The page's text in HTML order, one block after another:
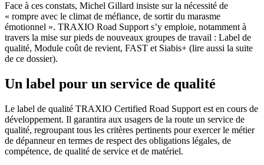
Face à ces constats, Michel Gillard insiste sur la nécessité de
« rompre avec le climat de méfiance, de sortir du marasme
émotionnel ». TRAXIO Road Support s’y emploie, notamment à
travers la mise sur pieds de nouveaux groupes de travail : Label de
qualité, Module coût de revient, FAST et Siabis+ (lire aussi la suite
de ce dossier).
Un label pour un service de qualité
Le label de qualité TRAXIO Certified Road Support est en cours de
développement. Il garantira aux usagers de la route un service de
qualité, regroupant tous les critères pertinents pour exercer le métier
de dépanneur en termes de respect des obligations légales, de
compétence, de qualité de service et de matériel.